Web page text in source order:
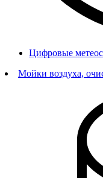
Цифровые
Мойки воздуха,